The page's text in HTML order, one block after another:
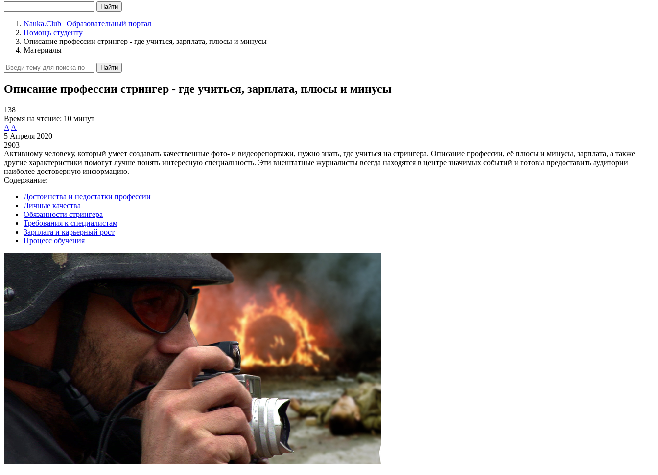
Найти
Nauka.Club | Образовательный портал
Помощь студенту
Описание профессии стрингер - где учиться, зарплата, плюсы и минусы
Материалы
Найти
Описание профессии стрингер - где учиться, зарплата, плюсы и минусы
138
Время на чтение: 10 минут
A A
5 Апреля 2020
2903
Активному человеку, который умеет создавать качественные фото- и видеорепортажи, нужно знать, где учиться на стрингера. Описание профессии, её плюсы и минусы, зарплата, а также
другие характеристики помогут лучше понять интересную специальность. Эти внештатные журналисты всегда находятся в центре значимых событий и готовы предоставить аудитории
наиболее достоверную информацию.
Содержание:
Достоинства и недостатки профессии
Личные качества
Обязанности стрингера
Требования к специалистам
Зарплата и карьерный рост
Процесс обучения